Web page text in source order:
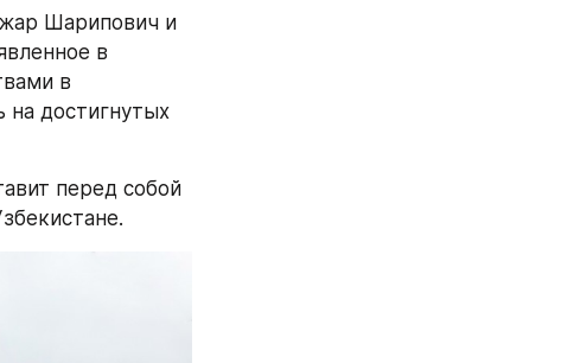
Шарипович и
в
в
на достигнутых
перед собой